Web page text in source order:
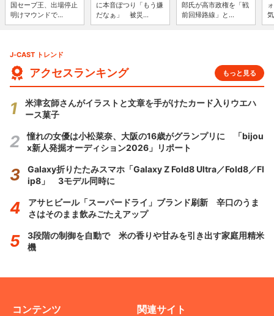
国セーブ王、出場停止
明けマウンドで...
に本音ぽつり「もう嫌
だなぁ」 被災...
郎氏が高市政権を「戦
前回帰路線」と...
J-CAST トレンド
アクセスランキング もっと見る
米津玄師さんがイラストと文章を手がけたカード入りウエハ
ース菓子
憧れの女優は小松菜奈、大阪の16歳がグランプリに 「bijou
x新人発掘オーディション2026」リポート
Galaxy折りたたみスマホ「Galaxy Z Fold8 Ultra／Fold8／Fl
ip8」 3モデル同時に
アサヒビール「スーパードライ」ブランド刷新 辛口のうま
さはそのまま飲みごたえアップ
3段階の制御を自動で 米の香りや甘みを引き出す家庭用精米
機
コンテンツ 関連サイト